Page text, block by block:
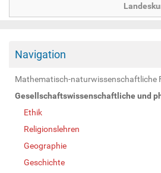
Navigation
Mathematisch-naturwissenschaftliche
Gesellschaftswissenschaftliche und
Ethik
Religionslehren
Geographie
Geschichte